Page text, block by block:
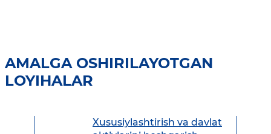
AMALGA OSHIRILAYOTGAN
LOYIHALAR
Xususiylashtirish va davlat